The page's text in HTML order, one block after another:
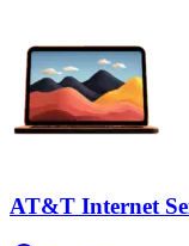
AT&T Internet